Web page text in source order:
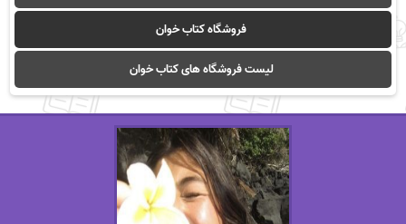
فروشگاه کتاب خوان
لیست فروشگاه های کتاب خوان